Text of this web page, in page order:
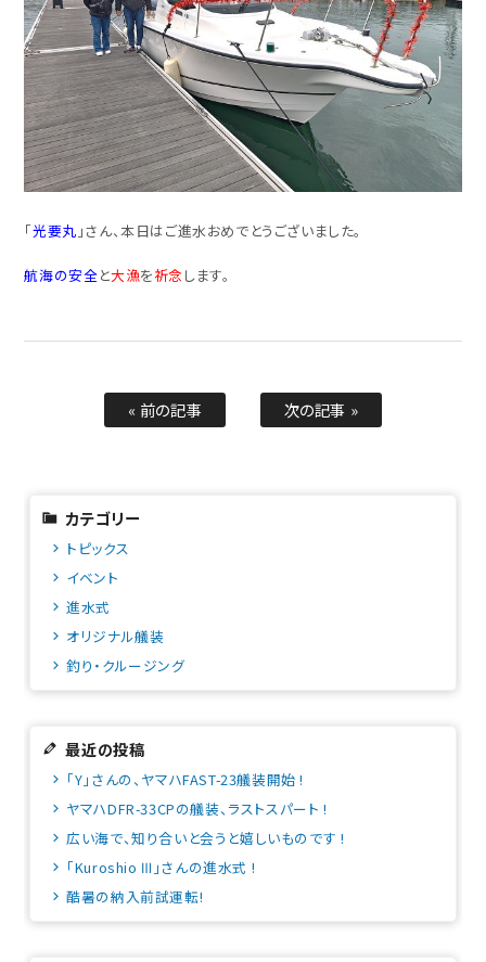
「光要丸 」さん、本日はご進水おめでとうございました。
航海の安全と大漁を祈念 します。
« 前の記事 次の記事 »
カテゴリー
トピックス
イベント
進水式
オリジナル艤装
釣り・クルージング
最近の投稿
「Y」さんの、ヤマハFAST-23艤装開始 !
ヤマハDFR-33CPの艤装、ラストスパート !
広い海で、知り合いと会うと嬉しいものです !
「Kuroshio Ⅲ」さんの進水式 !
酷暑の納入前試運転!